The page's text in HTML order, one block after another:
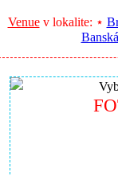
Venuev lokalite: ⋆